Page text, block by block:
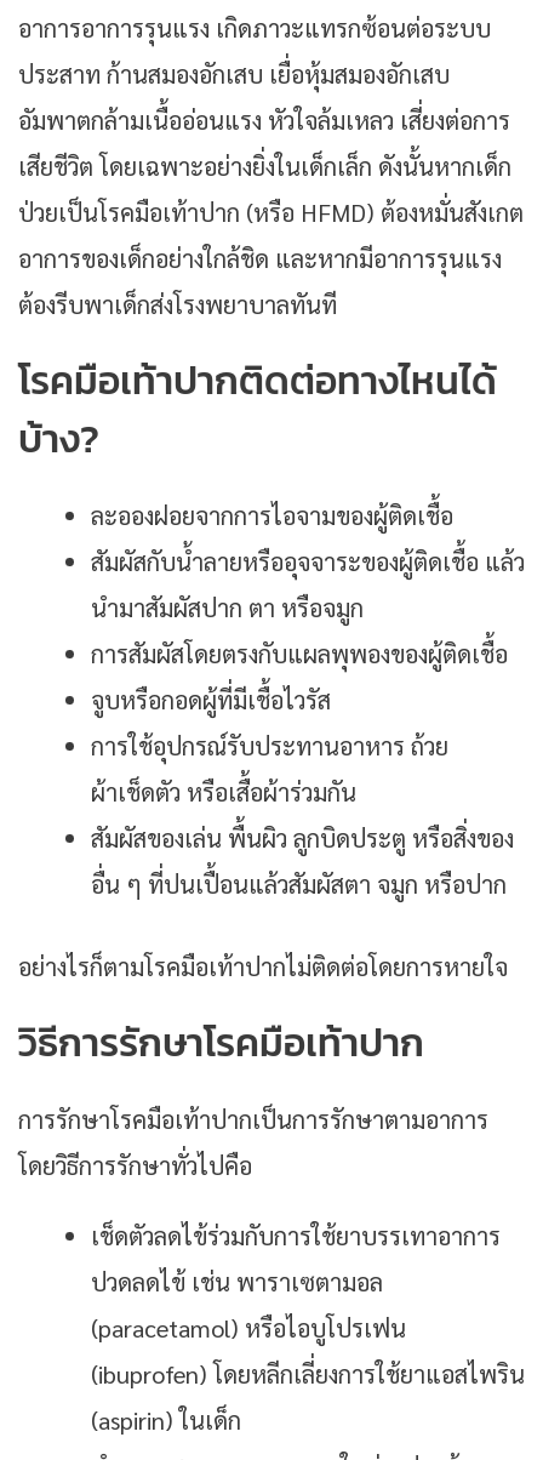
อาการอาการรุนแรง เกิดภาวะแทรกซ้อนต่อระบบ
ประสาท ก้านสมองอักเสบ เยื่อหุ้มสมองอักเสบ
อัมพาตกล้ามเนื้ออ่อนแรง หัวใจล้มเหลว เสี่ยงต่อการ
เสียชีวิต โดยเฉพาะอย่างยิ่งในเด็กเล็ก ดังนั้นหากเด็ก
ป่วยเป็นโรคมือเท้าปาก (หรือ HFMD) ต้องหมั่นสังเกต
อาการของเด็กอย่างใกล้ชิด และหากมีอาการรุนแรง
ต้องรีบพาเด็กส่งโรงพยาบาลทันที
โรคมือเท้าปากติดต่อทางไหนได้
บ้าง?
ละอองฝอยจากการไอจามของผู้ติดเชื้อ
สัมผัสกับน้ำลายหรืออุจจาระของผู้ติดเชื้อ แล้ว
นำมาสัมผัสปาก ตา หรือจมูก
การสัมผัสโดยตรงกับแผลพุพองของผู้ติดเชื้อ
จูบหรือกอดผู้ที่มีเชื้อไวรัส
การใช้อุปกรณ์รับประทานอาหาร ถ้วย
ผ้าเช็ดตัว หรือเสื้อผ้าร่วมกัน
สัมผัสของเล่น พื้นผิว ลูกบิดประตู หรือสิ่งของ
อื่น ๆ ที่ปนเปื้อนแล้วสัมผัสตา จมูก หรือปาก
อย่างไรก็ตามโรคมือเท้าปากไม่ติดต่อโดยการหายใจ
วิธีการรักษาโรคมือเท้าปาก
การรักษาโรคมือเท้าปากเป็นการรักษาตามอาการ
โดยวิธีการรักษาทั่วไปคือ
เช็ดตัวลดไข้ร่วมกับการใช้ยาบรรเทาอาการ
ปวดลดไข้ เช่น พาราเซตามอล
(paracetamol) หรือไอบูโปรเฟน
(ibuprofen) โดยหลีกเลี่ยงการใช้ยาแอสไพริน
(aspirin) ในเด็ก